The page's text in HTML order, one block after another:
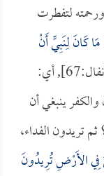
لتفطرت
مَا كَانَ لِنَبِيٍّ أَنْ
[الأنفال:67], أي:
ينبغي أن
تريدون الفداء،
الأَرْضِ تُرِيدُونَ